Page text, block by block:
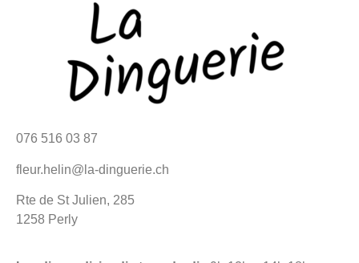
076 516 03 87
fleur.helin@la-dinguerie.ch
Rte de St Julien, 285
1258 Perly